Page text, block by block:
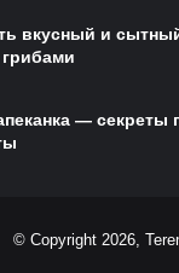
вкусный и
— секреты
© Copyright 2026,